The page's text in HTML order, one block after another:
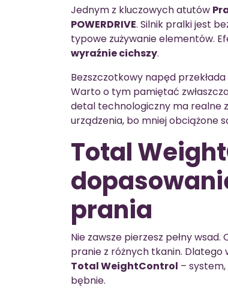
Jednym z kluczowych atutów
POWERDRIVE. Silnik pralki jest
typowe zużywanie elementów.
wyraźnie cichszy.
Bezszczotkowy napęd
Warto o tym pamiętać
detal technologiczny ma realne
urządzenia, bo mniej obciążone
Total
prania
Nie zawsze pierzesz pełny
pranie z różnych tkanin. Dlatego
Total WeightControl –
bębnie.